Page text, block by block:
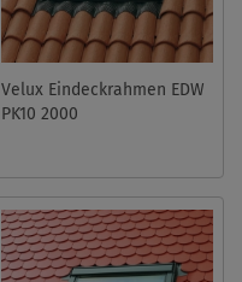
Velux Eindeckrahmen EDW
PK10 2000